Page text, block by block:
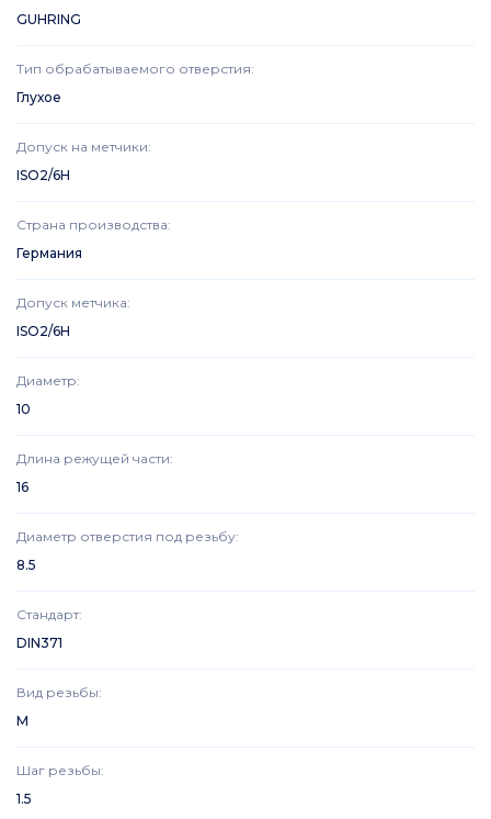
GUHRING
Тип обрабатываемого отверстия:
Глухое
Допуск на метчики:
ISO2/6H
Страна производства:
Германия
Допуск метчика:
ISO2/6H
Диаметр:
10
Длина режущей части:
16
Диаметр отверстия под резьбу:
8.5
Стандарт:
DIN371
Вид резьбы:
M
Шаг резьбы:
1.5